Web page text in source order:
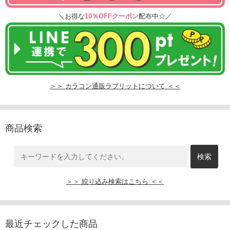
＼お得な10％OFFクーポン配布中☆／
＞＞ カラコン通販ラブリットについて ＜＜
商品検索
＞＞ 絞り込み検索はこちら ＜＜
最近チェックした商品